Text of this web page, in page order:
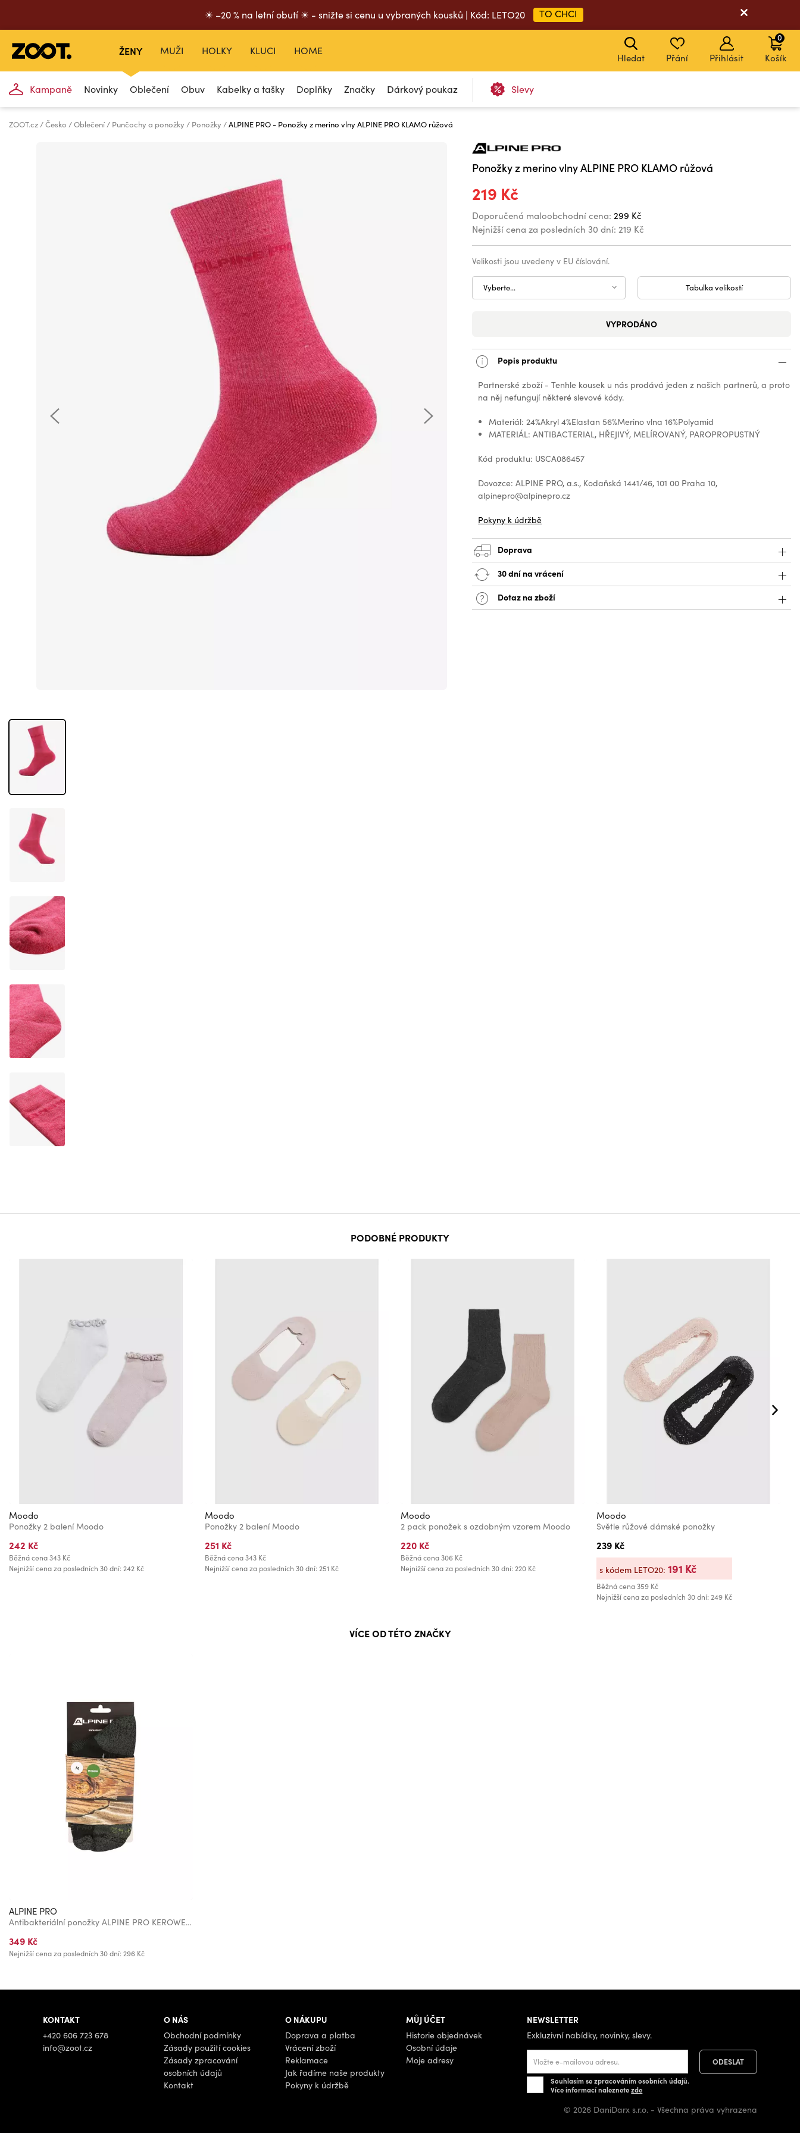
☀ –20 % na letní obutí ☀ - snižte si cenu u vybraných kousků | Kód: LETO20 TO CHCI
ŽENY
Kampaně Novinky Oblečení Obuv Kabelky a tašky Doplňky Značky Dárkový poukaz Slevy
MUŽI HOLKY KLUCI HOME
Hledat Přání Přihlásit Košík
0
ZOOT.cz Česko Oblečení Punčochy a ponožky Ponožky ALPINE PRO - Ponožky z merino vlny ALPINE PRO KLAMO růžová
Ponožky z merino vlny ALPINE PRO KLAMO růžová
219 Kč
Doporučená maloobchodní cena: 299 Kč
Nejnižší cena za posledních 30 dní: 219 Kč
Velikosti jsou uvedeny v EU číslování.
Vyberte... Tabulka velikostí
VYPRODÁNO
Popis produktu
Partnerské zboží - Tenhle kousek u nás prodává jeden z našich partnerů, a proto
na něj nefungují některé slevové kódy.
Materiál: 24%Akryl 4%Elastan 56%Merino vlna 16%Polyamid
MATERIÁL: ANTIBACTERIAL, HŘEJIVÝ, MELÍROVANÝ, PAROPROPUSTNÝ
Kód produktu: USCA086457
Dovozce: ALPINE PRO, a.s., Kodaňská 1441/46, 101 00 Praha 10,
alpinepro@alpinepro.cz
Pokyny k údržbě
Doprava
30 dní na vrácení
Dotaz na zboží
PODOBNÉ PRODUKTY
Moodo
Ponožky 2 balení Moodo
242 Kč
Běžná cena343 Kč
Nejnižší cena za posledních 30 dní: 242 Kč
Moodo
Ponožky 2 balení Moodo
251 Kč
Běžná cena343 Kč
Nejnižší cena za posledních 30 dní: 251 Kč
Moodo
2 pack ponožek s ozdobným vzorem Moodo
220 Kč
Běžná cena306 Kč
Nejnižší cena za posledních 30 dní: 220 Kč
Moodo
Světle růžové dámské ponožky
239 Kč
Běžná cena359 Kč
Nejnižší cena za posledních 30 dní: 249 Kč
s kódem LETO20: 191 Kč
VÍCE OD TÉTO ZNAČKY
ALPINE PRO
Antibakteriální ponožky ALPINE PRO KEROWE black
349 Kč
Nejnižší cena za posledních 30 dní: 296 Kč
KONTAKT
+420 606 723 678
info@zoot.cz
O NÁS
Obchodní podmínky
Zásady použití cookies
Zásady zpracování
osobních údajů
Kontakt
O NÁKUPU
Doprava a platba
Vrácení zboží
Reklamace
Jak řadíme naše produkty
Pokyny k údržbě
MŮJ ÚČET
Historie objednávek
Osobní údaje
Moje adresy
NEWSLETTER
Exkluzivní nabídky, novinky, slevy.
Souhlasím se zpracováním osobních údajů.
Více informací naleznetezde
© 2026 DaniDarx s.r.o. - Všechna práva vyhrazena